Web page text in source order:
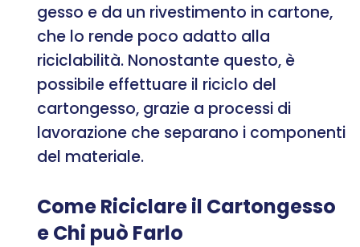
gesso e da un rivestimento in cartone,
che lo rende poco adatto alla
riciclabilità. Nonostante questo, è
possibile effettuare il riciclo del
cartongesso, grazie a processi di
lavorazione che separano i componenti
del materiale.
Come Riciclare il Cartongesso
e Chi può Farlo